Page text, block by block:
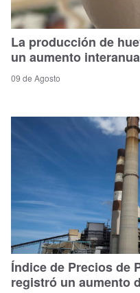
La producción de
un aumento
09 de Agosto
Índice de Precios de
registró un aumento